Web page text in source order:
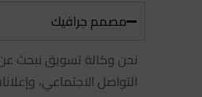
مصمم جرافيك
نحن وكالة تسويق نبحث
التواصل الاجتماعي،